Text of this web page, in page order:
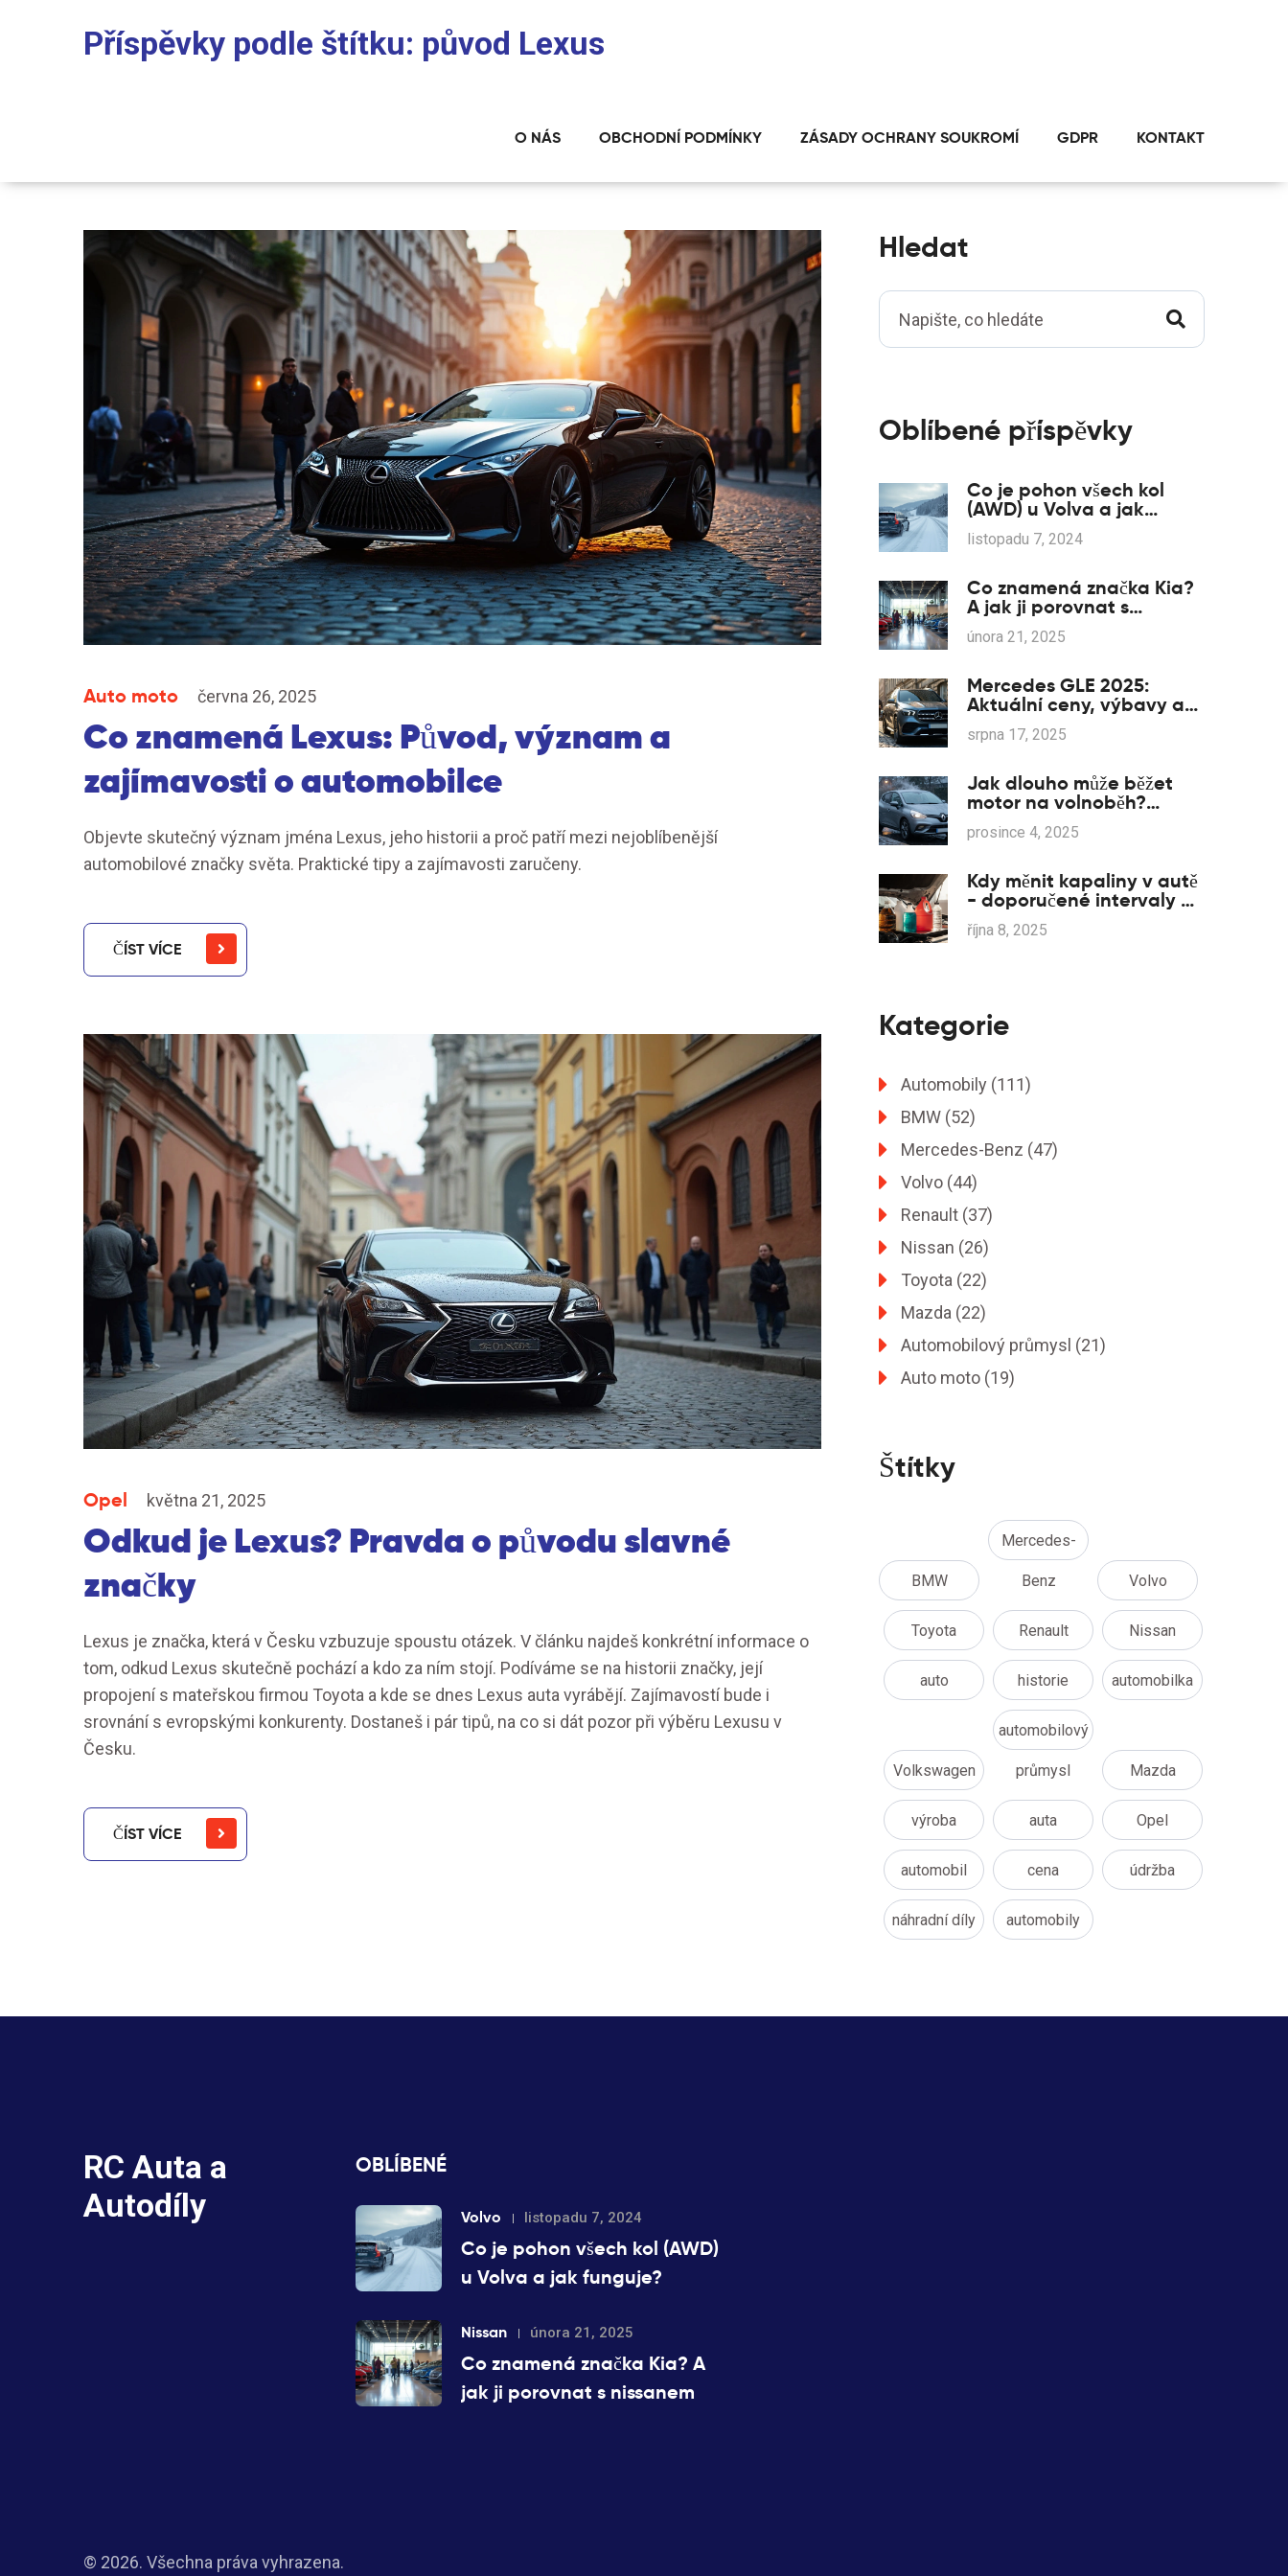
Příspěvky podle štítku: původ Lexus
O NÁS OBCHODNÍ PODMÍNKY ZÁSADY OCHRANY SOUKROMÍ GDPR KONTAKT
Auto moto června 26, 2025
Co znamená Lexus: Původ, význam a
zajímavosti o automobilce
Objevte skutečný význam jména Lexus, jeho historii a proč patří mezi nejoblíbenější
automobilové značky světa. Praktické tipy a zajímavosti zaručeny.
ČÍST VÍCE
Opel května 21, 2025
Odkud je Lexus? Pravda o původu slavné
značky
Lexus je značka, která v Česku vzbuzuje spoustu otázek. V článku najdeš konkrétní informace o
tom, odkud Lexus skutečně pochází a kdo za ním stojí. Podíváme se na historii značky, její
propojení s mateřskou firmou Toyota a kde se dnes Lexus auta vyrábějí. Zajímavostí bude i
srovnání s evropskými konkurenty. Dostaneš i pár tipů, na co si dát pozor při výběru Lexusu v
Česku.
ČÍST VÍCE
Hledat
Oblíbené příspěvky
Co je pohon všech kol
(AWD) u Volva a jak
funguje?
listopadu 7, 2024
Co znamená značka Kia?
A jak ji porovnat s
nissanem
února 21, 2025
Mercedes GLE 2025:
Aktuální ceny, výbavy a
tipy pro nákup v Česku
srpna 17, 2025
Jak dlouho může běžet
motor na volnoběh?
Pravda o nebezpečí
dlouhého chodu na
prosince 4, 2025
Kdy měnit kapaliny v autě
- doporučené intervaly a
tipy
října 8, 2025
Kategorie
Automobily (111)
BMW (52)
Mercedes-Benz (47)
Volvo (44)
Renault (37)
Nissan (26)
Toyota (22)
Mazda (22)
Automobilový průmysl (21)
Auto moto (19)
Štítky
BMW
Mercedes-
Benz Volvo
Toyota Renault Nissan
auto historie automobilka
Volkswagen
automobilový
průmysl Mazda
výroba auta Opel
automobil cena údržba
náhradní díly automobily
RC Auta a
Autodíly
OBLÍBENÉ
Volvo listopadu 7, 2024
Co je pohon všech kol (AWD)
u Volva a jak funguje?
Nissan února 21, 2025
Co znamená značka Kia? A
jak ji porovnat s nissanem
© 2026. Všechna práva vyhrazena.